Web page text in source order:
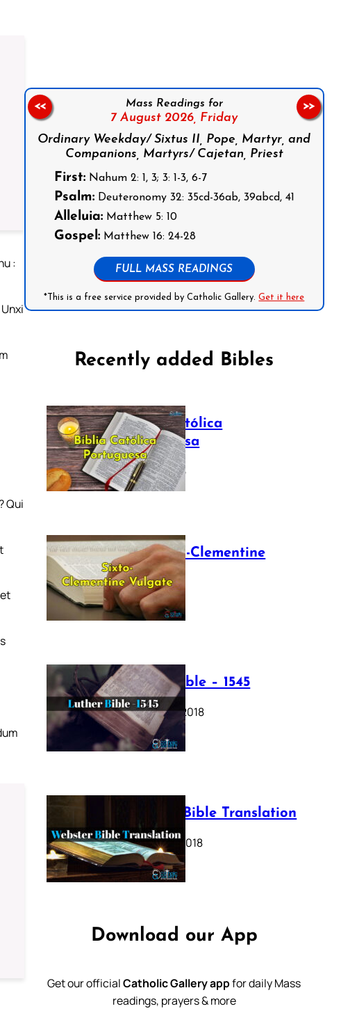
:
Qui
Mass Readings for
7 August 2026, Friday
Ordinary Weekday/ Sixtus II, Pope, Martyr, and
Companions, Martyrs/ Cajetan, Priest
First:Nahum 2: 1, 3; 3: 1-3, 6-7
Psalm:Deuteronomy 32: 35cd-36ab, 39abcd, 41
Alleluia:Matthew 5: 10
Gospel:Matthew 16: 24-28
FULL MASS READINGS
*This is a free service provided by Catholic Gallery.Get it here
<< >>
Recently added Bibles
Bíblia Católica
Portuguesa
July 16, 2025
The Sixto-Clementine
Vulgate
July 12, 2025
Luther Bible – 1545
October 17, 2018
Webster Bible Translation
October 11, 2018
Download our App
Get our officialCatholic Gallery appfor daily Mass
readings, prayers & more